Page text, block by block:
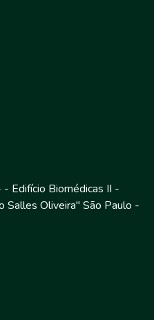
Edifício Biomédicas II -
Salles Oliveira" São Paulo -